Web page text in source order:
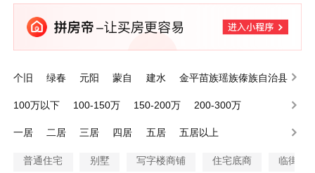
个旧 绿春 元阳 蒙自 建水
金平苗族瑶族傣族自治县
100万以下
100-150万 150-200万
200-300万
一居
二居 三居 四居 五居 五居以上
普通住宅 别墅 写字楼商铺 住宅底商 临街商